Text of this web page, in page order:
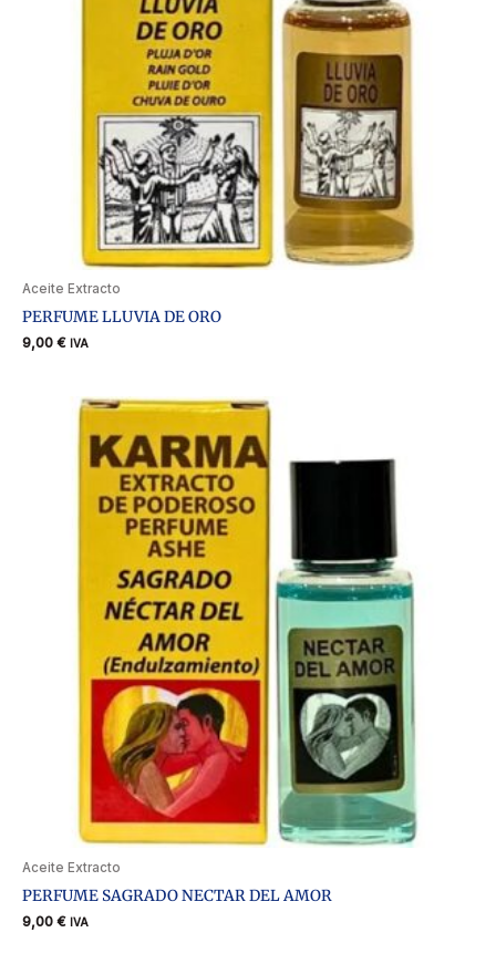
Aceite Extracto
PERFUME LLUVIA DE ORO
9,00 € IVA
Aceite Extracto
PERFUME SAGRADO NECTAR DEL AMOR
9,00 € IVA